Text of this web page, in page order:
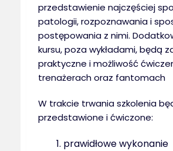
przedstawienie najczęściej
patologii, rozpoznawania i
postępowania z nimi.
kursu, poza wykładami, będą
praktyczne i możliwość
trenażerach oraz fantomach
W trakcie trwania szkolenia
przedstawione i ćwiczone:
prawidłowe wykonanie